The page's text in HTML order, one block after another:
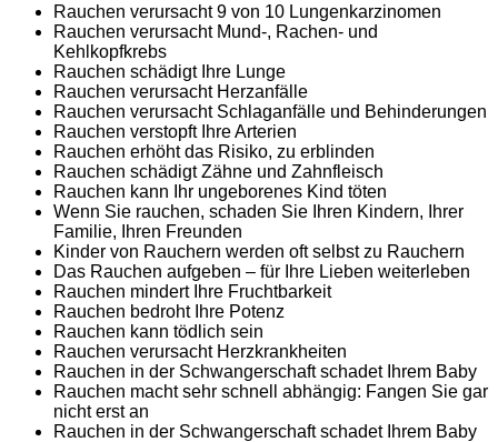
Rauchen verursacht 9 von 10 Lungenkarzinomen
Rauchen verursacht Mund-, Rachen- und
Kehlkopfkrebs
Rauchen schädigt Ihre Lunge
Rauchen verursacht Herzanfälle
Rauchen verursacht Schlaganfälle und Behinderungen
Rauchen verstopft Ihre Arterien
Rauchen erhöht das Risiko, zu erblinden
Rauchen schädigt Zähne und Zahnfleisch
Rauchen kann Ihr ungeborenes Kind töten
Wenn Sie rauchen, schaden Sie Ihren Kindern, Ihrer
Familie, Ihren Freunden
Kinder von Rauchern werden oft selbst zu Rauchern
Das Rauchen aufgeben – für Ihre Lieben weiterleben
Rauchen mindert Ihre Fruchtbarkeit
Rauchen bedroht Ihre Potenz
Rauchen kann tödlich sein
Rauchen verursacht Herzkrankheiten
Rauchen in der Schwangerschaft schadet Ihrem Baby
Rauchen macht sehr schnell abhängig: Fangen Sie gar
nicht erst an
Rauchen in der Schwangerschaft schadet Ihrem Baby